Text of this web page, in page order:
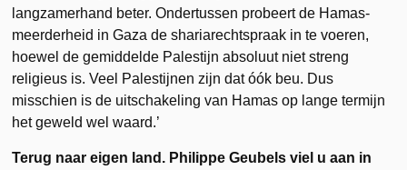
langzamerhand beter. Ondertussen probeert de Hamas-
meerderheid in Gaza de shariarechtspraak in te voeren,
hoewel de gemiddelde Palestijn absoluut niet streng
religieus is. Veel Palestijnen zijn dat óók beu. Dus
misschien is de uitschakeling van Hamas op lange termijn
het geweld wel waard.’
Terug naar eigen land. Philippe Geubels viel u aan in